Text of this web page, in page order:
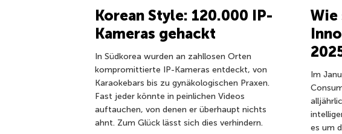
Korean Style: 120.000 IP-
Kameras gehackt
In Südkorea wurden an zahllosen Orten
kompromittierte IP-Kameras entdeckt, von
Karaokebars bis zu gynäkologischen Praxen.
Fast jeder könnte in peinlichen Videos
auftauchen, von denen er überhaupt nichts
ahnt. Zum Glück lässt sich dies verhindern.
Wie
Im
es um